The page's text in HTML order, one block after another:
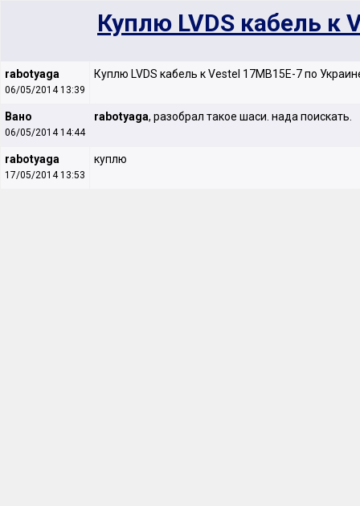
Куплю LVDS кабель к
rabotyaga
06/05/2014 13:39
Куплю LVDS кабель к Vestel 17MB15E-7 по
Вано
06/05/2014 14:44
rabotyaga, разобрал такое шаси. нада поискать.
rabotyaga
17/05/2014 13:53
куплю